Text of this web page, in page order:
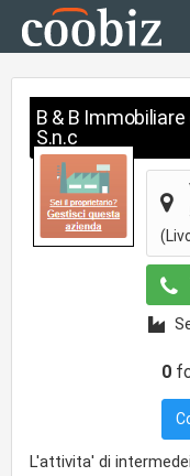
B & B
S.n.c
0
L'attivita' di